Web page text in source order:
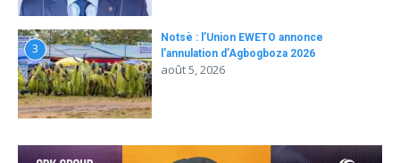
3
Notsè : l’Union EWETO annonce
l’annulation d’Agbogboza 2026
août 5, 2026